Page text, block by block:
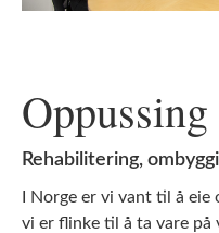
Oppussing
Rehabilitering,
I Norge er vi vant til å
vi er flinke til å ta vare på